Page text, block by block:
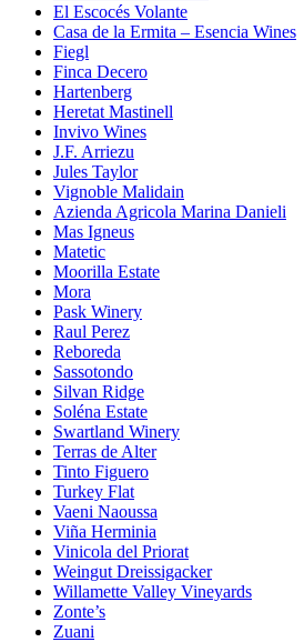
El Escocés Volante
Casa de la Ermita – Esencia Wines
Fiegl
Finca Decero
Hartenberg
Heretat Mastinell
Invivo Wines
J.F. Arriezu
Jules Taylor
Vignoble Malidain
Azienda Agricola Marina Danieli
Mas Igneus
Matetic
Moorilla Estate
Mora
Pask Winery
Raul Perez
Reboreda
Sassotondo
Silvan Ridge
Soléna Estate
Swartland Winery
Terras de Alter
Tinto Figuero
Turkey Flat
Vaeni Naoussa
Viña Herminia
Vinicola del Priorat
Weingut Dreissigacker
Willamette Valley Vineyards
Zonte’s
Zuani